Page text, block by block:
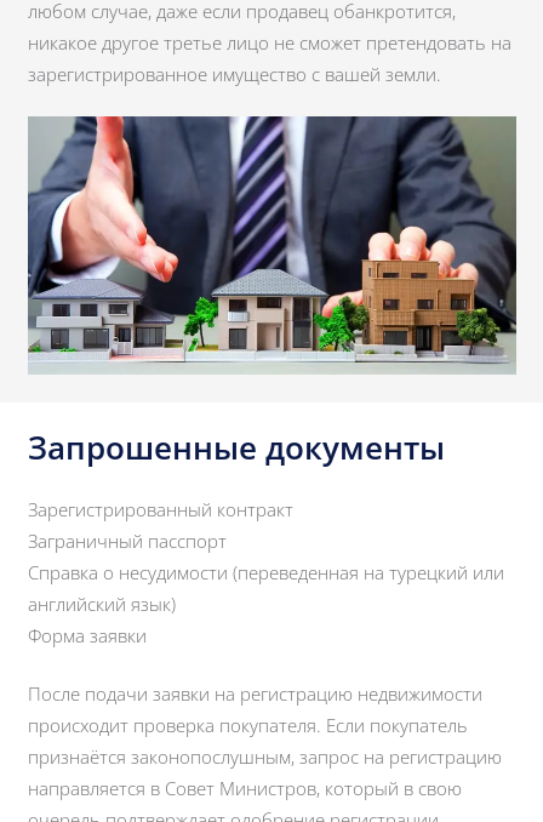
любом случае, даже если продавец обанкротится,
никакое другое третье лицо не сможет претендовать на
зарегистрированное имущество с вашей земли.
Запрошенные документы
Зарегистрированный контракт
Заграничный пасспорт
Справка о несудимости (переведенная на турецкий или
английский язык)
Форма заявки
После подачи заявки на регистрацию недвижимости
происходит проверка покупателя. Если покупатель
признаётся законопослушным, запрос на регистрацию
направляется в Совет Министров, который в свою